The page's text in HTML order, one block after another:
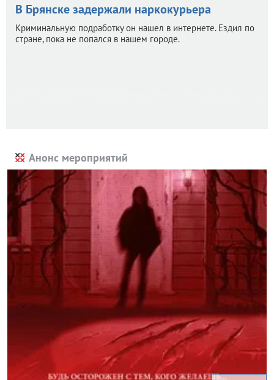
В Брянске задержали наркокурьера
Криминальную подработку он нашел в интернете. Ездил по
стране, пока не попался в нашем городе.
Анонс мероприятий